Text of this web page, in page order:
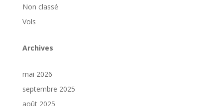
Non classé
Vols
Archives
mai 2026
septembre 2025
août 2025